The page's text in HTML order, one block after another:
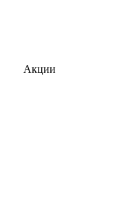
Акции